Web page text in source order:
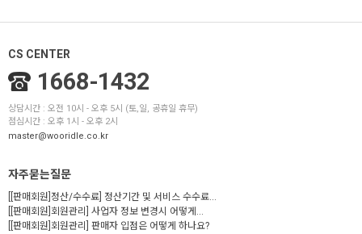
CS CENTER
1668-1432
상담시간 : 오전 10시 - 오후 5시 (토,일, 공휴일 휴무)
점심시간 : 오후 1시 - 오후 2시
master@wooridle.co.kr
자주묻는질문
[[판매회원]정산/수수료] 정산기간 및 서비스 수수료...
[[판매회원]회원관리] 사업자 정보 변경시 어떻게...
[[판매회원]회원관리] 판매자 입점은 어떻게 하나요?